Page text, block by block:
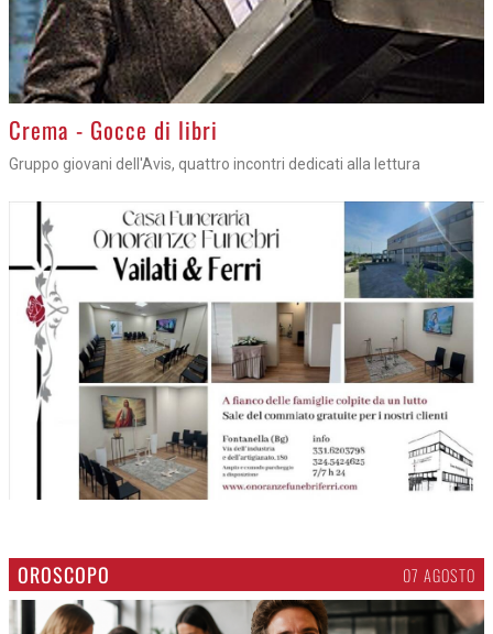
Crema - Gocce di libri
Gruppo giovani dell'Avis, quattro incontri dedicati alla lettura
OROSCOPO 07 AGOSTO